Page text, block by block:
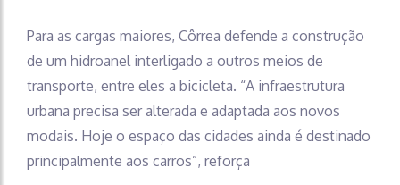
Para as cargas maiores, Côrrea defende a construção
de um hidroanel interligado a outros meios de
transporte, entre eles a bicicleta. “A infraestrutura
urbana precisa ser alterada e adaptada aos novos
modais. Hoje o espaço das cidades ainda é destinado
principalmente aos carros”, reforça